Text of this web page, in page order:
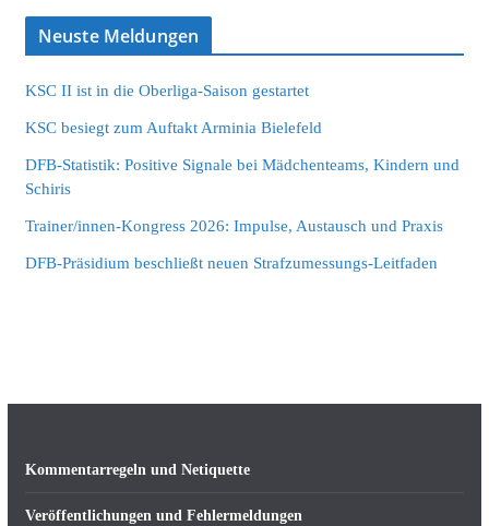
Neuste Meldungen
KSC II ist in die Oberliga-Saison gestartet
KSC besiegt zum Auftakt Arminia Bielefeld
DFB-Statistik: Positive Signale bei Mädchenteams, Kindern und
Schiris
Trainer/innen-Kongress 2026: Impulse, Austausch und Praxis
DFB-Präsidium beschließt neuen Strafzumessungs-Leitfaden
Kommentarregeln und Netiquette
Veröffentlichungen und Fehlermeldungen